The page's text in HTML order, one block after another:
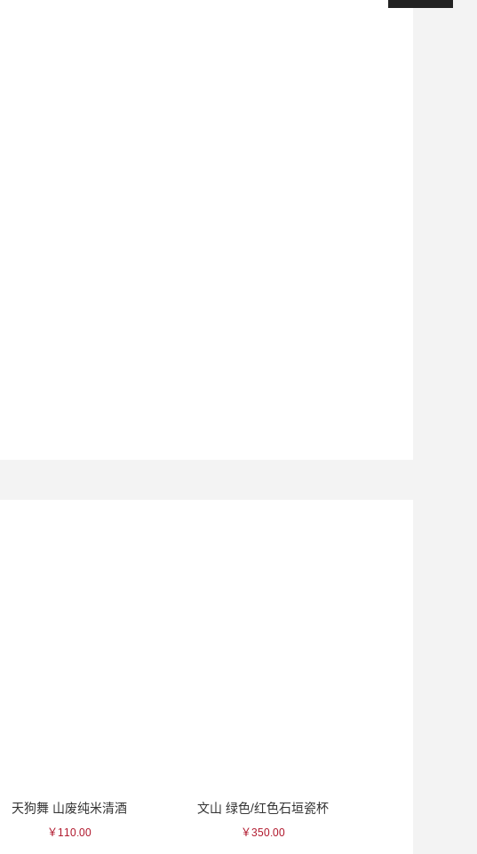
天狗舞 山废纯米清酒
￥110.00
文山 绿色/红色石垣瓷杯
￥350.00